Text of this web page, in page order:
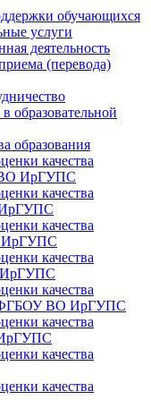
обучающихся
услуги
деятельность
(перевода)
образовательной
образования
качества
ВО ИрГУПС
качества
ИрГУПС
качества
ИрГУПС
качества
ИрГУПС
качества
ФГБОУ ВО ИрГУПС
качества
качества
качества